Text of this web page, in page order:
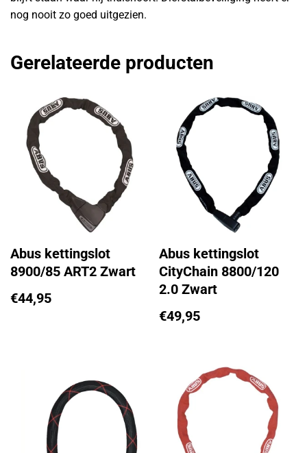
nog nooit zo goed uitgezien.
Gerelateerde producten
Abus kettingslot
8900/85 ART2 Zwart
€44,95
Abus kettingslot
CityChain 8800/120
2.0 Zwart
€49,95